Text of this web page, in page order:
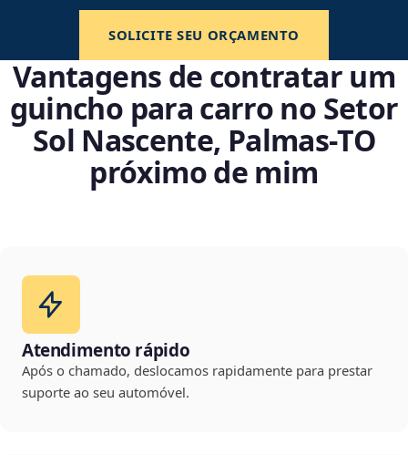
SOLICITE SEU ORÇAMENTO
Vantagens de contratar um
guincho para carro no Setor
Sol Nascente, Palmas‑TO
próximo de mim
Atendimento rápido
Após o chamado, deslocamos rapidamente para prestar
suporte ao seu automóvel.